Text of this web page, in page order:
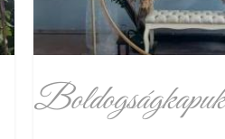
Boldogságkapuk